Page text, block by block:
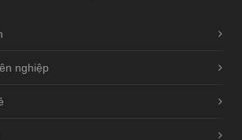
nghiệp